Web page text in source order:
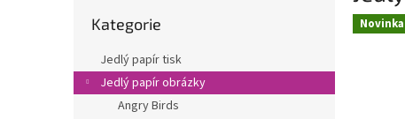
a
n
kategorie
Kategorie
Jedlý papír tisk
Jedlý papír obrázky
Angry Birds
Novinka